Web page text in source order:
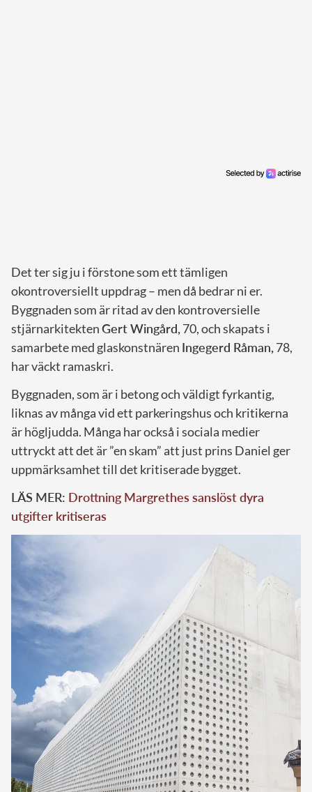
Det ter sig ju i förstone som ett tämligen
okontroversiellt uppdrag – men då bedrar ni er.
Byggnaden som är ritad av den kontroversielle
stjärnarkitektenGert Wingård, 70, och skapats i
samarbete med glaskonstnären Ingegerd Råman, 78,
har väckt ramaskri.
Byggnaden, som är i betong och väldigt fyrkantig,
liknas av många vid ett parkeringshus och kritikerna
är högljudda. Många har också i sociala medier
uttryckt att det är ”en skam” att just prins Daniel ger
uppmärksamhet till det kritiserade bygget.
LÄS MER: Drottning Margrethes sanslöst dyra
utgifter kritiseras